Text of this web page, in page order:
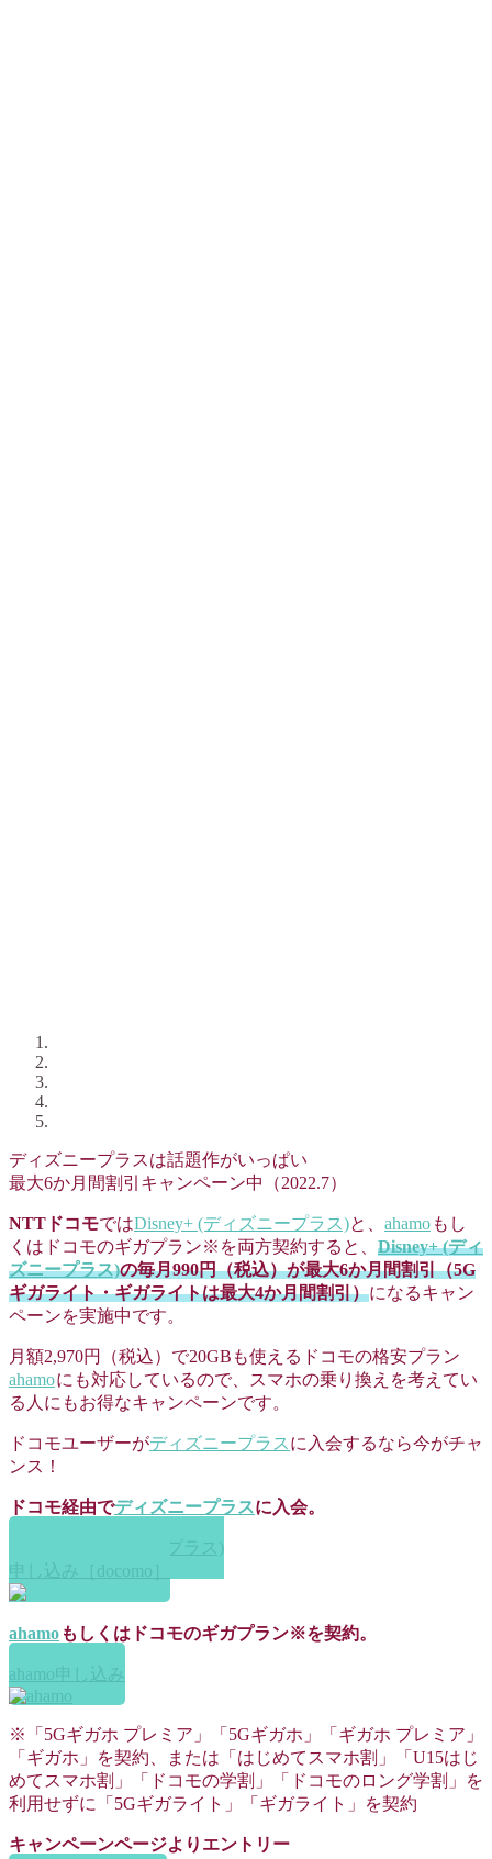
ディズニープラスは話題作がいっぱい
最大6か月間割引キャンペーン中（2022.7）
NTTドコモではDisney+ (ディズニープラス)と、 ahamo もし
くはドコモのギガプラン※を両方契約すると、 Disney+ (ディ
ズニープラス)の毎月990円（税込）が最大6か月間割引（5G
ギガライト・ギガライトは最大4か月間割引）になるキャン
ペーンを実施中です。
月額2,970円（税込）で20GBも使えるドコモの格安プラン
ahamoにも対応しているので、スマホの乗り換えを考えてい
る人にもお得なキャンペーンです。
ドコモユーザーがディズニープラス に入会するなら今がチャ
ンス！
ドコモ経由でディズニープラスに入会。
Disney+ (ディズニープラス)
申し込み［docomo］
ahamo もしくはドコモのギガプラン※を契約。
ahamo申し込み
※「5Gギガホ プレミア」「5Gギガホ」「ギガホ プレミア」
「ギガホ」を契約、または「はじめてスマホ割」「U15はじ
めてスマホ割」「ドコモの学割」「ドコモのロング学割」を
利用せずに「5Gギガライト」「ギガライト」を契約
キャンペーンページよりエントリー